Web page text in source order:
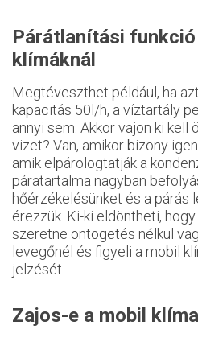
Párátlanítási funkció
klímáknál
Megtéveszthet például, ha
kapacitás 50l/h, a víztartály
annyi sem. Akkor vajon ki
vizet? Van, amikor bizony
amik elpárologtatják a
páratartalma nagyban
hőérzékelésünket és a párás
érezzük. Ki-ki eldöntheti,
szeretne öntögetés nélkül
levegőnél és figyeli a mobil
jelzését.
Zajos-e a mobil